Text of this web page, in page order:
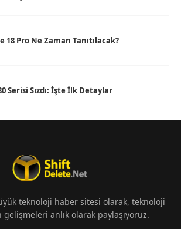
18 Pro Ne Zaman Tanıtılacak?
Serisi Sızdı: İşte İlk Detaylar
teknoloji haber sitesi olarak, teknoloji
gelişmeleri anlık olarak paylaşıyoruz.